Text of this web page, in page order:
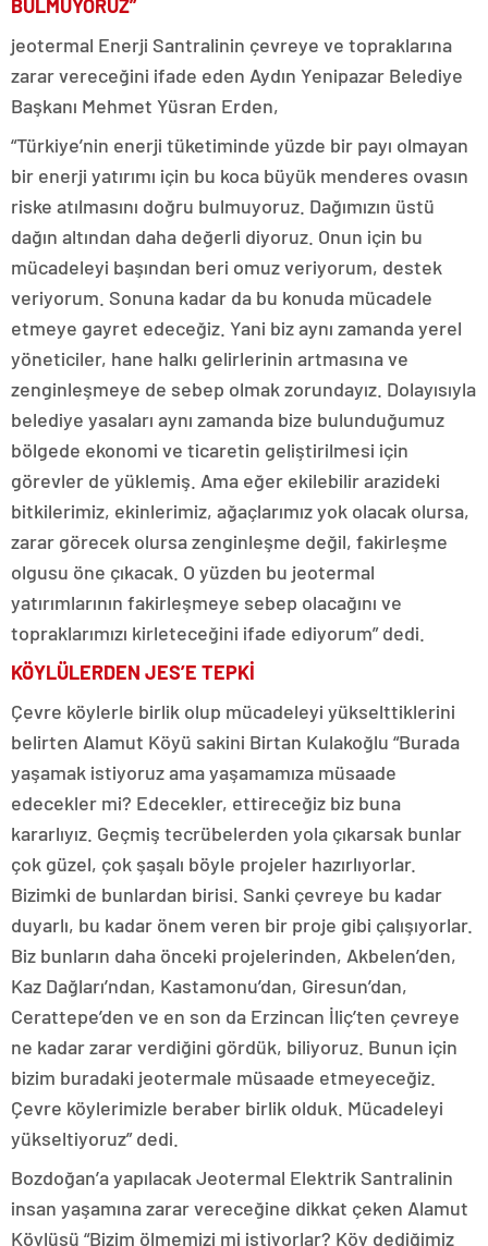
BULMUYORUZ”
jeotermal Enerji Santralinin çevreye ve topraklarına
zarar vereceğini ifade eden Aydın Yenipazar Belediye
Başkanı Mehmet Yüsran Erden,
“Türkiye’nin enerji tüketiminde yüzde bir payı olmayan
bir enerji yatırımı için bu koca büyük menderes ovasın
riske atılmasını doğru bulmuyoruz. Dağımızın üstü
dağın altından daha değerli diyoruz. Onun için bu
mücadeleyi başından beri omuz veriyorum, destek
veriyorum. Sonuna kadar da bu konuda mücadele
etmeye gayret edeceğiz. Yani biz aynı zamanda yerel
yöneticiler, hane halkı gelirlerinin artmasına ve
zenginleşmeye de sebep olmak zorundayız. Dolayısıyla
belediye yasaları aynı zamanda bize bulunduğumuz
bölgede ekonomi ve ticaretin geliştirilmesi için
görevler de yüklemiş. Ama eğer ekilebilir arazideki
bitkilerimiz, ekinlerimiz, ağaçlarımız yok olacak olursa,
zarar görecek olursa zenginleşme değil, fakirleşme
olgusu öne çıkacak. O yüzden bu jeotermal
yatırımlarının fakirleşmeye sebep olacağını ve
topraklarımızı kirleteceğini ifade ediyorum” dedi.
KÖYLÜLERDEN JES’E TEPKİ
Çevre köylerle birlik olup mücadeleyi yükselttiklerini
belirten Alamut Köyü sakini Birtan Kulakoğlu “Burada
yaşamak istiyoruz ama yaşamamıza müsaade
edecekler mi? Edecekler, ettireceğiz biz buna
kararlıyız. Geçmiş tecrübelerden yola çıkarsak bunlar
çok güzel, çok şaşalı böyle projeler hazırlıyorlar.
Bizimki de bunlardan birisi. Sanki çevreye bu kadar
duyarlı, bu kadar önem veren bir proje gibi çalışıyorlar.
Biz bunların daha önceki projelerinden, Akbelen’den,
Kaz Dağları’ndan, Kastamonu’dan, Giresun’dan,
Cerattepe’den ve en son da Erzincan İliç’ten çevreye
ne kadar zarar verdiğini gördük, biliyoruz. Bunun için
bizim buradaki jeotermale müsaade etmeyeceğiz.
Çevre köylerimizle beraber birlik olduk. Mücadeleyi
yükseltiyoruz” dedi.
Bozdoğan’a yapılacak Jeotermal Elektrik Santralinin
insan yaşamına zarar vereceğine dikkat çeken Alamut
Köylüsü “Bizim ölmemizi mi istiyorlar? Köy dediğimiz